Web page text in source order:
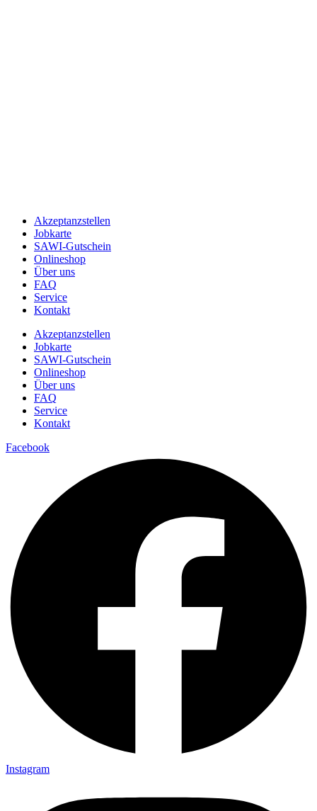
Akzeptanzstellen
Jobkarte
SAWI-Gutschein
Onlineshop
Über uns
FAQ
Service
Kontakt
Akzeptanzstellen
Jobkarte
SAWI-Gutschein
Onlineshop
Über uns
FAQ
Service
Kontakt
Facebook
Instagram